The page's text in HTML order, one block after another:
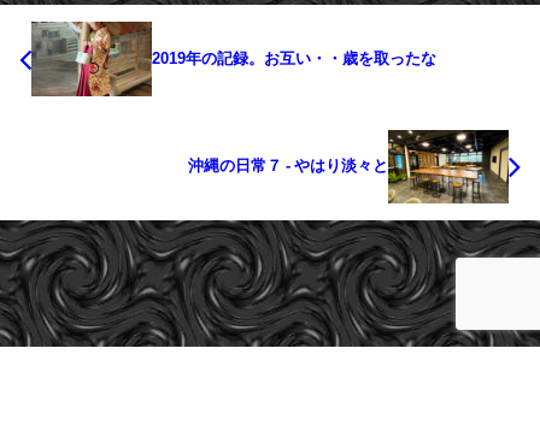
2019年の記録。お互い・・歳を取ったな
沖縄の日常７ - やはり淡々と